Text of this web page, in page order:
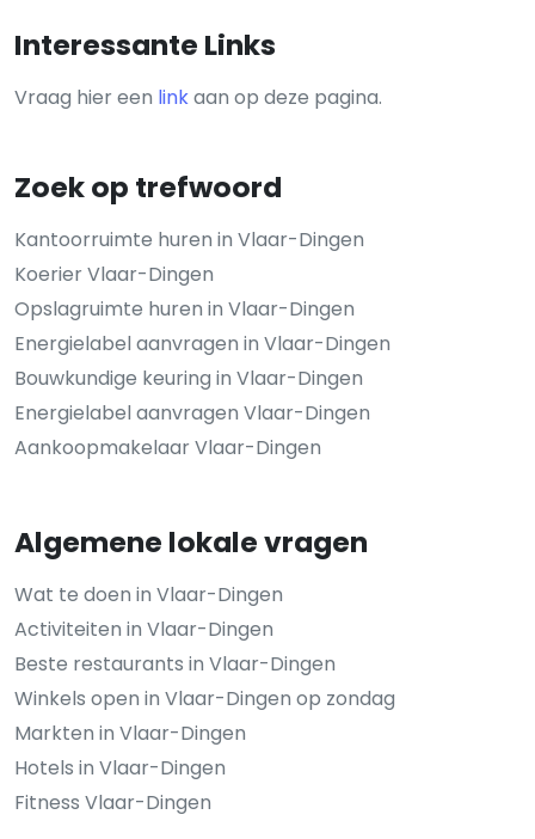
Interessante Links
Vraag hier een linkaan op deze pagina.
Zoek op trefwoord
Kantoorruimte huren in Vlaar-Dingen
Koerier Vlaar-Dingen
Opslagruimte huren in Vlaar-Dingen
Energielabel aanvragen in Vlaar-Dingen
Bouwkundige keuring in Vlaar-Dingen
Energielabel aanvragen Vlaar-Dingen
Aankoopmakelaar Vlaar-Dingen
Algemene lokale vragen
Wat te doen in Vlaar-Dingen
Activiteiten in Vlaar-Dingen
Beste restaurants in Vlaar-Dingen
Winkels open in Vlaar-Dingen op zondag
Markten in Vlaar-Dingen
Hotels in Vlaar-Dingen
Fitness Vlaar-Dingen